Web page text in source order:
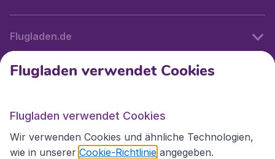
Flugladen.de
Internationale Webseiten
Folgen Sie uns:
Flugladen verwendet Cookies
Flugladen verwendet Cookies
Wir verwenden Cookies und ähnliche Technologien,
wie in unserer Cookie-Richtlinie angegeben.